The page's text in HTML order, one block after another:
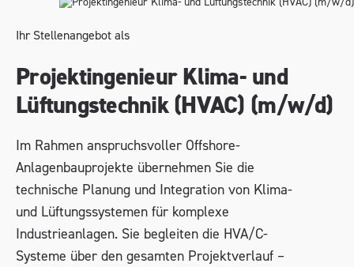
Ihr Stellenangebot als
Projektingenieur Klima- und
Lüftungstechnik (HVAC) (m/w/d)
Im Rahmen anspruchsvoller Offshore-
Anlagenbauprojekte übernehmen Sie die
technische Planung und Integration von Klima-
und Lüftungssystemen für komplexe
Industrieanlagen. Sie begleiten die HVA/C-
Systeme über den gesamten Projektverlauf –